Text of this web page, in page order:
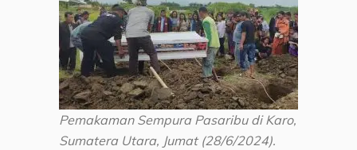
Pemakaman Sempura Pasaribu di Karo,
Sumatera Utara, Jumat (28/6/2024).